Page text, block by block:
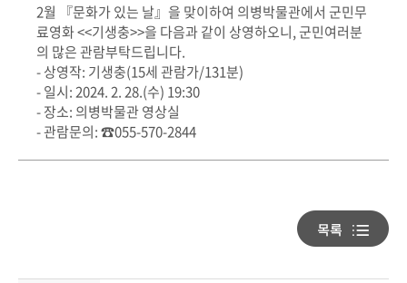
2월 『문화가 있는 날』을 맞이하여 의병박물관에서 군민무
료영화 <<기생충>>을 다음과 같이 상영하오니, 군민여러분
의 많은 관람부탁드립니다.
- 상영작: 기생충(15세 관람가/131분)
- 일시: 2024. 2. 28.(수) 19:30
- 장소: 의병박물관 영상실
- 관람문의: ☎055-570-2844